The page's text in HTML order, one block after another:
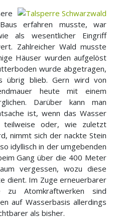
erfahren musste, war
als wesentlicher Eingriff
Zahlreicher Wald musste
Häuser wurden aufgelöst
wurde abgetragen,
übrig blieb. Gern wird von
heute mit einem
Darüber kann man
ist, wenn das Wasser
teilweise oder, wie zuletzt
nimmt sich der nackte Stein
idyllisch in der umgebenden
Gang über die 400 Meter
vergessen, wozu diese
dient. Im Zuge erneuerbarer
zu Atomkraftwerken sind
auf Wasserbasis allerdings
als bisher.